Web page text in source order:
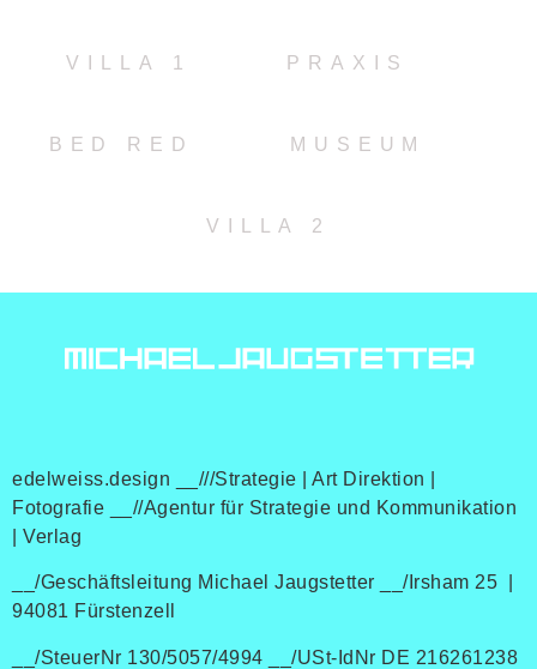
VILLA 1 PRAXIS
BED RED MUSEUM
VILLA 2
edelweiss.design __///Strategie | Art Direktion |
Fotografie __//Agentur für Strategie und Kommunikation
| Verlag
__/Geschäftsleitung Michael Jaugstetter __/Irsham 25 |
94081 Fürstenzell
__/SteuerNr 130/5057/4994 __/USt-IdNr DE 216261238